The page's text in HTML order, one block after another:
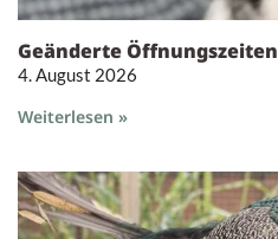
Geänderte Öffnungszeiten
4. August 2026
Weiterlesen »